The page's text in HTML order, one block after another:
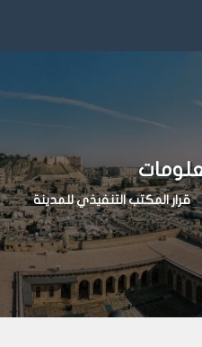
قرار المكتب التنفيذي للمدينة